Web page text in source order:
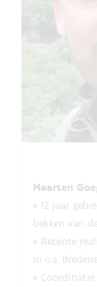
Maarten
* 12 jaar
bekken van
* Recente
in o.a.
*